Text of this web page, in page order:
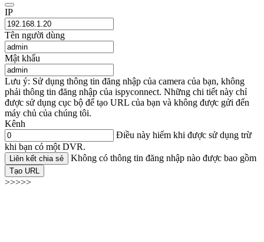
IP
Tên người dùng
Mật khẩu
Lưu ý: Sử dụng thông tin đăng nhập của camera của bạn, không
phải thông tin đăng nhập của ispyconnect. Những chi tiết này chỉ
được sử dụng cục bộ để tạo URL của bạn và không được gửi đến
máy chủ của chúng tôi.
Kênh
Điều này hiếm khi được sử dụng trừ
khi bạn có một DVR.
Liên kết chia sẻ Không có thông tin đăng nhập nào được bao gồm
Tạo URL
>>>>>